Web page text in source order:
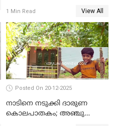
മുഖ്യാതിഥിയായി
മോഹൻലാൽ
1 Min Read View All
Posted On 20-12-2025
നാടിനെ നടുക്കി ദാരുണ
കൊലപാതകം; അഞ്ചു